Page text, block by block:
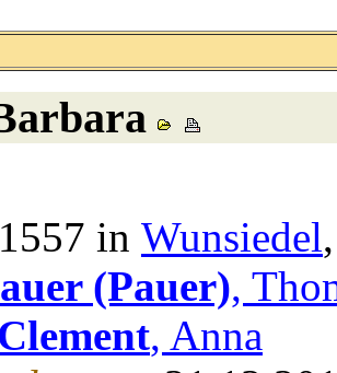
in Wunsiedel
(Pauer),
Clement, Anna